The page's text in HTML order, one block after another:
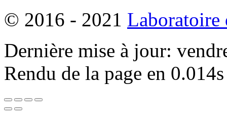
© 2016 - 2021 Laboratoire
Dernière mise à jour:
Rendu de la page en 0.014s